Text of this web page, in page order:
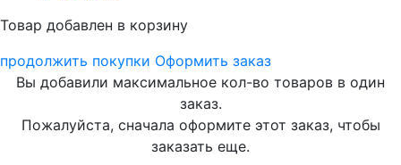
Товар добавлен в корзину
продолжить покупки Оформить заказ
Вы добавили максимальное кол-во товаров в один
заказ.
Пожалуйста, сначала оформите этот заказ, чтобы
заказать еще.